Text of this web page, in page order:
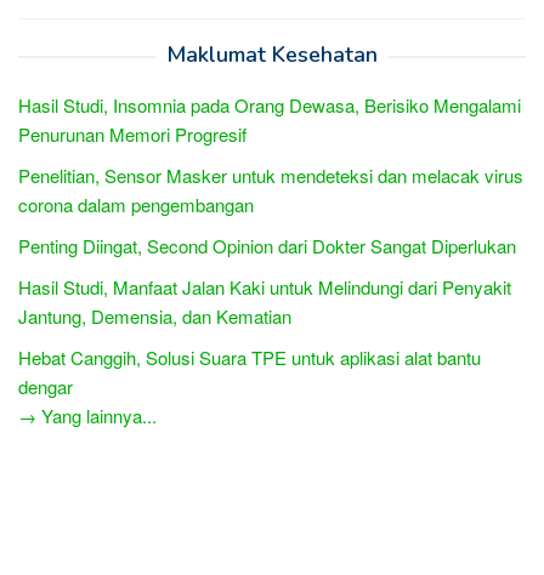
Maklumat Kesehatan
Hasil Studi, Insomnia pada Orang Dewasa, Berisiko Mengalami
Penurunan Memori Progresif
Penelitian, Sensor Masker untuk mendeteksi dan melacak virus
corona dalam pengembangan
Penting Diingat, Second Opinion dari Dokter Sangat Diperlukan
Hasil Studi, Manfaat Jalan Kaki untuk Melindungi dari Penyakit
Jantung, Demensia, dan Kematian
Hebat Canggih, Solusi Suara TPE untuk aplikasi alat bantu
dengar
→ Yang lainnya...